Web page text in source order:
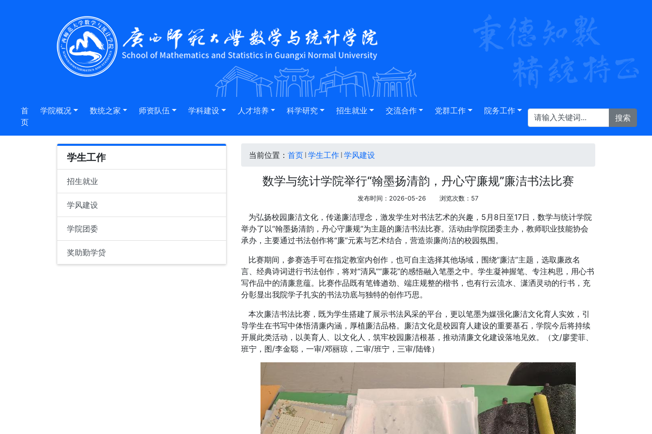
首
页
学院概况 数统之家 师资队伍 学科建设 人才培养 科学研究 招生就业 交流合作 党群工作 院务工作
学生工作
招生就业
学风建设
学院团委
奖助勤学贷
当前位置： 首页 学生工作 学风建设
数学与统计学院举行“翰墨扬清韵，丹心守廉规”廉洁书法比赛
发布时间：2026-05-26 浏览次数： 57
为弘扬校园廉洁文化，传递廉洁理念，激发学生对书法艺术的兴趣，5月8日至17日，数学与统计学院
举办了以“翰墨扬清韵，丹心守廉规”为主题的廉洁书法比赛。活动由学院团委主办，教师职业技能协会
承办，主要通过书法创作将“廉”元素与艺术结合，营造崇廉尚洁的校园氛围。
比赛期间，参赛选手可在指定教室内创作，也可自主选择其他场域，围绕“廉洁”主题，选取廉政名
言、经典诗词进行书法创作，将对“清风”“廉花”的感悟融入笔墨之中。学生凝神握笔、专注构思，用心书
写作品中的清廉意蕴。比赛作品既有笔锋遒劲、端庄规整的楷书，也有行云流水、潇洒灵动的行书，充
分彰显出我院学子扎实的书法功底与独特的创作巧思。
本次廉洁书法比赛，既为学生搭建了展示书法风采的平台，更以笔墨为媒强化廉洁文化育人实效，引
导学生在书写中体悟清廉内涵，厚植廉洁品格。廉洁文化是校园育人建设的重要基石，学院今后将持续
开展此类活动，以美育人、以文化人，筑牢校园廉洁根基，推动清廉文化建设落地见效。（文/廖雯菲、
班宁，图/李金聪，一审/邓丽琼，二审/班宁，三审/陆锋）